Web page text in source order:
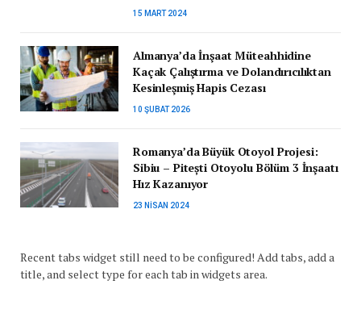
15 MART 2024
Almanya’da İnşaat Müteahhidine
Kaçak Çalıştırma ve Dolandırıcılıktan
Kesinleşmiş Hapis Cezası
10 ŞUBAT 2026
Romanya’da Büyük Otoyol Projesi:
Sibiu – Pitești Otoyolu Bölüm 3 İnşaatı
Hız Kazanıyor
23 NISAN 2024
Recent tabs widget still need to be configured! Add tabs, add a
title, and select type for each tab in widgets area.